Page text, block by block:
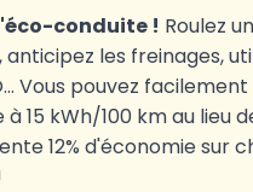
conduite ! Roulez
anticipez les freinages,
Vous pouvez facilement
15 kWh/100 km au lieu
12% d'économie sur